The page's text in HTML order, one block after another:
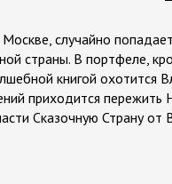
случайно
страны. В портфеле,
книгой охотится
приходится
Сказочную Страну от